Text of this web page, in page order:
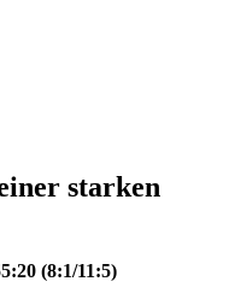
starken
(8:1/11:5)